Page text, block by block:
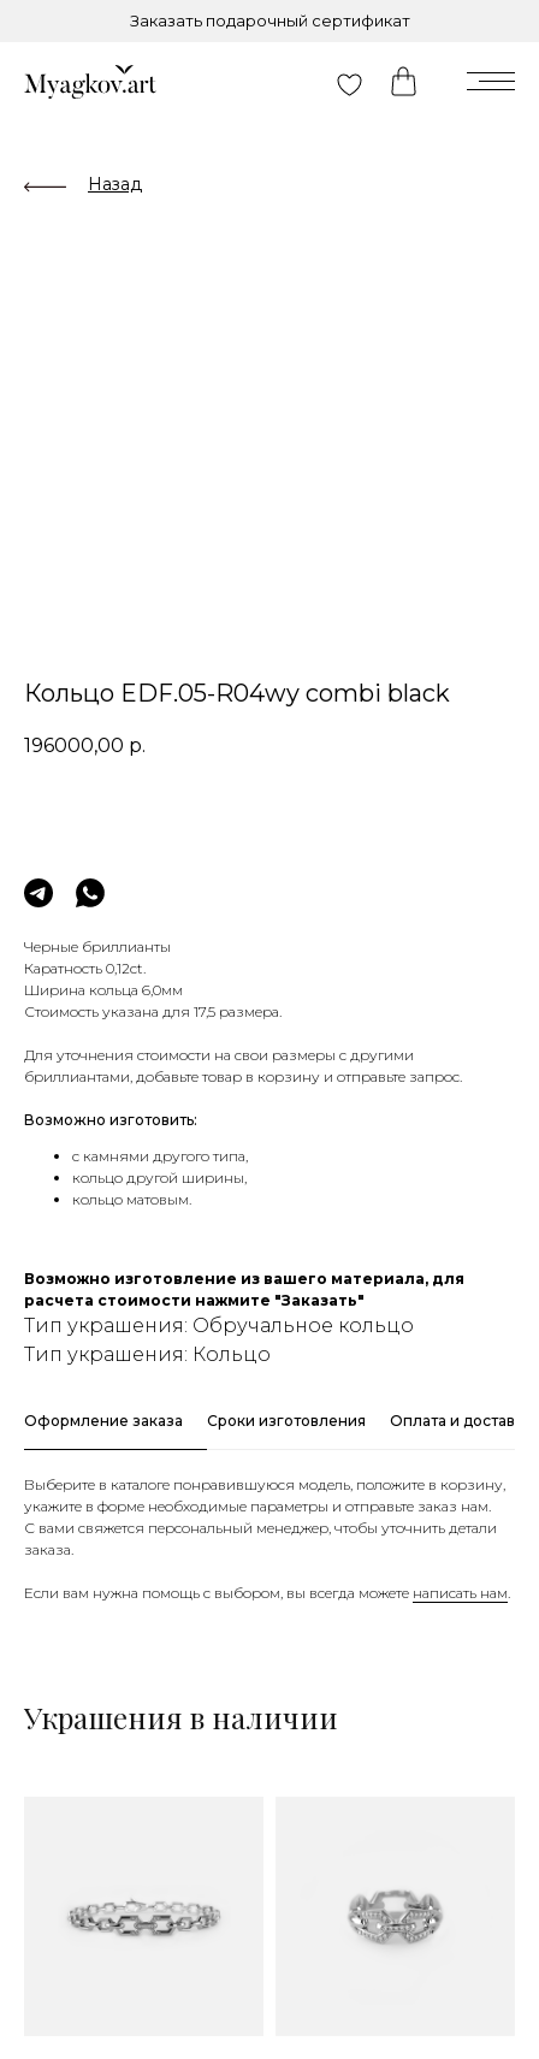
Заказать подарочный сертификат
Назад
Кольцо EDF.05-R04wy combi black
196000,00 р.
Черные бриллианты
Каратность 0,12сt.
Ширина кольца 6,0мм
Стоимость указана для 17,5 размера.
Для уточнения стоимости на свои размеры с другими
бриллиантами, добавьте товар в корзину и отправьте запрос.
Возможно изготовить:
с камнями другого типа,
кольцо другой ширины,
кольцо матовым.
Возможно изготовление из вашего материала, для
расчета стоимости нажмите "Заказать"
Тип украшения: Обручальное кольцо
Тип украшения: Кольцо
Оформление заказа Сроки изготовления Оплата и доставка
Выберите в каталоге понравившуюся модель, положите в корзину,
укажите в форме необходимые параметры и отправьте заказ нам.
С вами свяжется персональный менеджер, чтобы уточнить детали
заказа.
Если вам нужна помощь с выбором, вы всегда можете написать нам.
Украшения в наличии